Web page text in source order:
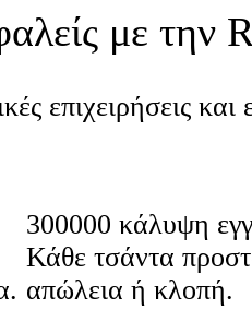
με την
επιχειρήσεις
300000 κάλυψη
Κάθε τσάντα
απώλεια ή κλοπή.